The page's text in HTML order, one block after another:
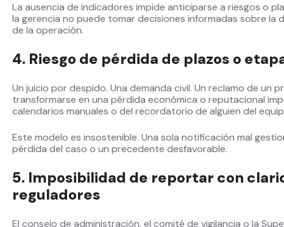
La ausencia de indicadores impide anticiparse a riesgos o
la gerencia no puede tomar decisiones informadas sobre la
de la operación.
4. Riesgo de pérdida de plazos o
Un juicio por despido. Una demanda civil. Un reclamo de un
transformarse en una pérdida económica o reputacional
calendarios manuales o del recordatorio de alguien del
Este modelo es insostenible. Una sola notificación mal
pérdida del caso o un precedente desfavorable.
5. Imposibilidad de reportar con
reguladores
El consejo de administración, el comité de vigilancia o la